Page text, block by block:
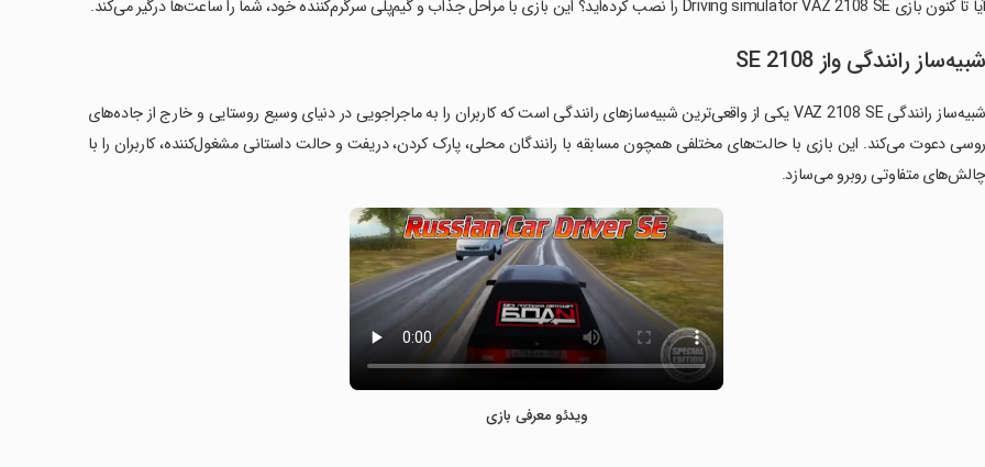
آیا تا کنون بازی Driving simulator VAZ 2108 SE را نصب کرده‌اید؟ این بازی با مراحل جذاب و گیم‌پلی سرگرم‌کننده خود، شما را ساعت‌ها درگیر می‌کند.
شبیه‌ساز رانندگی واز 2108 SE
شبیه‌ساز رانندگی VAZ 2108 SE یکی از واقعی‌ترین شبیه‌سازهای رانندگی است که کاربران را به ماجراجویی در دنیای وسیع روستایی و خارج از جاده‌های
روسی دعوت می‌کند. این بازی با حالت‌های مختلفی همچون مسابقه با رانندگان محلی، پارک کردن، دریفت و حالت داستانی مشغول‌کننده، کاربران را با
چالش‌های متفاوتی روبرو می‌سازد.
ویدئو معرفی بازی